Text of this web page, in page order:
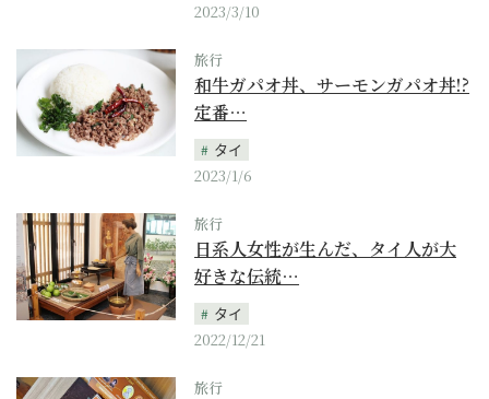
2023/3/10
旅行
和牛ガパオ丼、サーモンガパオ丼!?
定番…
タイ
2023/1/6
旅行
日系人女性が生んだ、タイ人が大
好きな伝統…
タイ
2022/12/21
旅行